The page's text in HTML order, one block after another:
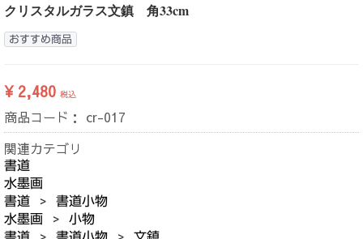
クリスタルガラス文鎮 角33cm
おすすめ商品
¥ 2,480 税込
商品コード： cr-017
関連カテゴリ
書道
水墨画
書道
書道小物
水墨画
小物